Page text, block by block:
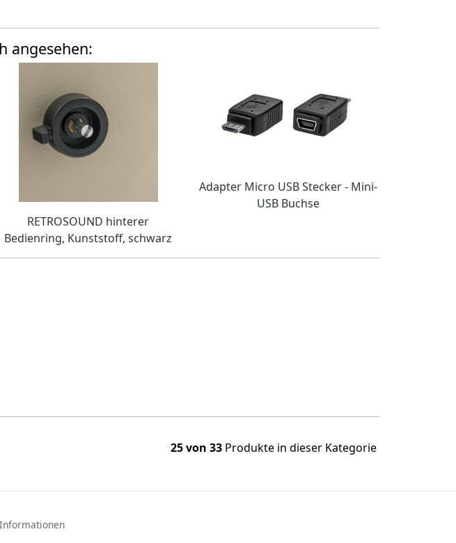
angesehen:
RETROSOUND hinterer
Bedienring, Kunststoff, schwarz
Adapter Micro USB Stecker - Mini-
USB Buchse
25 von 33 Produkte in dieser Kategorie
Informationen